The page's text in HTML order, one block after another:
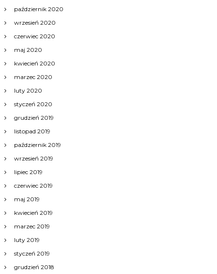
październik 2020
wrzesień 2020
czerwiec 2020
maj 2020
kwiecień 2020
marzec 2020
luty 2020
styczeń 2020
grudzień 2019
listopad 2019
październik 2019
wrzesień 2019
lipiec 2019
czerwiec 2019
maj 2019
kwiecień 2019
marzec 2019
luty 2019
styczeń 2019
grudzień 2018